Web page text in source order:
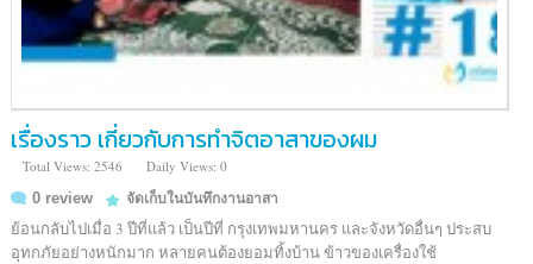
เรื่องราว เกี่ยวกับการทำจิตอาสาของผม
Total Views: 2546
Daily Views: 0
0 review
จัดเก็บในบันทึกงานอาสา
ย้อนกลับไปเมื่อ 3 ปีที่แล้ว เป็นปีที่ กรุงเทพมหานคร และจังหวัดอื่นๆ ประสบ
อุทกภัยอย่างหนักมาก หลายคนต้องยอมทิ้งบ้าน ข้าวของเครื่องใช้